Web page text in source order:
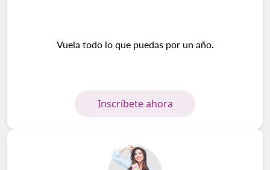
Vuela todo lo que puedas por un año.
Inscríbete ahora